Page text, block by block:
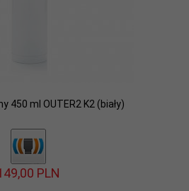
450 ml OUTER2 K2 (biały)
00 PLN